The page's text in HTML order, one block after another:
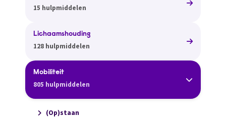
15 hulpmiddelen
Lichaamshouding
128 hulpmiddelen
Mobiliteit
805 hulpmiddelen
(Op)staan